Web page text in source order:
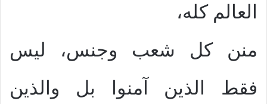
العالم كله،
منن كل شعب وجنس، ليس
فقط الذين آمنوا بل والذين